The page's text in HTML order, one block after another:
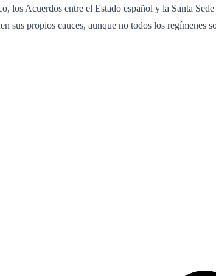
Acuerdos entre el Estado español y la Santa
sus propios cauces, aunque no todos los regímenes